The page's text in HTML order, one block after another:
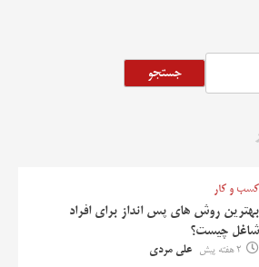
جستجو
کسب و کار
بهترین روش‌ های پس‌ انداز برای افراد
شاغل چیست؟
2 هفته پیش علی مردی